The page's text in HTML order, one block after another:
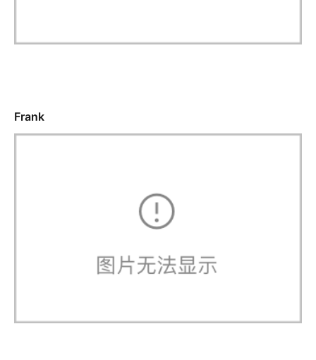
Frank